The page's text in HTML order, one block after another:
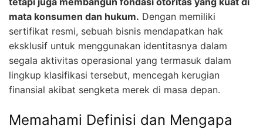
mata konsumen dan hukum. Dengan memiliki
sertifikat resmi, sebuah bisnis mendapatkan hak
eksklusif untuk menggunakan identitasnya dalam
segala aktivitas operasional yang termasuk dalam
lingkup klasifikasi tersebut, mencegah kerugian
finansial akibat sengketa merek di masa depan.
Memahami Definisi dan Mengapa